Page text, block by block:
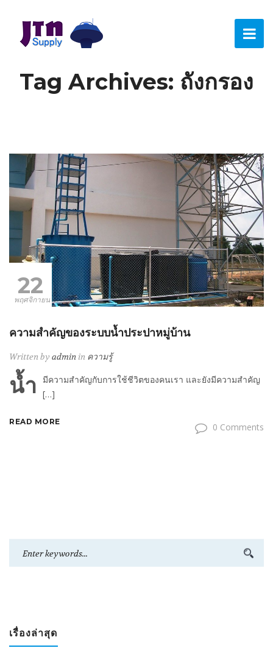
Tag Archives: ถังกรอง
22
พฤศจิกายน
ความสำคัญของระบบน้ำประปาหมู่บ้าน
Written by adminin ความรู้
น้ำ
มีความสำคัญกับการใช้ชีวิตของคนเรา และยังมีความสำคัญ
[…]
READ MORE 0 Comments
เรื่องล่าสุด